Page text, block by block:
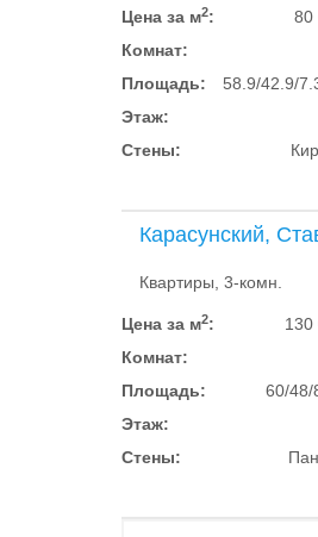
Цена за м2:
80
Комнат:
Площадь:
58.9/42.9/
Этаж:
Стены:
Карасунский,
Квартиры, 3-комн.
Цена за м2:
130
Комнат:
Площадь:
60/
Этаж:
Стены: